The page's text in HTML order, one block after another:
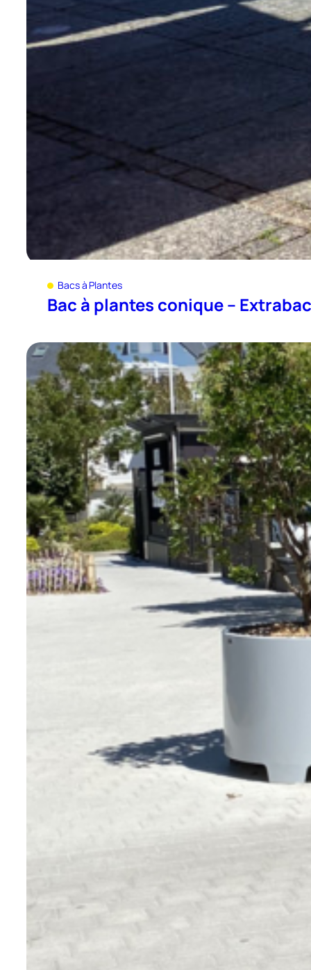
Bacs à Plantes
Bac à plantes conique – Extrabac